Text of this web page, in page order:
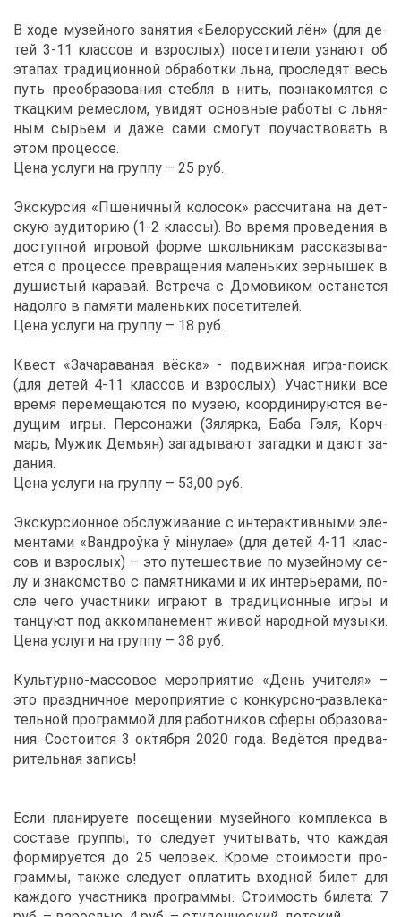
В хо­де му­зей­но­го за­ня­тия «Бе­ло­рус­ский лён» (для де­
тей 3-11 клас­сов и взрос­лых) по­се­ти­те­ли узна­ют об
эта­пах тра­ди­ци­он­ной об­ра­бот­ки льна, про­сле­дят весь
путь пре­об­ра­зо­ва­ния стеб­ля в нить, по­зна­ко­мят­ся с
ткац­ким ре­меслом, уви­дят ос­нов­ные ра­бо­ты с льня­
ным сы­рьем и да­же са­ми смо­гут по­участ­во­вать в
этом про­цес­се.
Це­на услу­ги на груп­пу – 25 руб.
Экс­кур­сия «Пше­нич­ный ко­ло­сок» рас­счи­та­на на дет­
скую ауди­то­рию (1-2 клас­сы). Во вре­мя про­ве­де­ния в
до­ступ­ной иг­ро­вой фор­ме школь­ни­кам рас­ска­зы­ва­
ет­ся о про­цес­се пре­вра­ще­ния ма­лень­ких зер­ны­шек в
ду­ши­стый ка­ра­вай. Встре­ча с До­мо­ви­ком оста­нет­ся
на­дол­го в па­мя­ти ма­лень­ких по­се­ти­те­лей.
Це­на услу­ги на груп­пу – 18 руб.
Квест «За­ча­ра­ва­ная вёс­ка» - по­движ­ная иг­ра-по­иск
(для де­тей 4-11 клас­сов и взрос­лых). Участ­ни­ки все
вре­мя пе­ре­ме­ща­ют­ся по му­зею, ко­ор­ди­ни­ру­ют­ся ве­
ду­щим иг­ры. Пер­со­на­жи (Зя­ляр­ка, Ба­ба Гэ­ля, Корч­
марь, Му­жик Де­мьян) за­га­ды­ва­ют за­гад­ки и да­ют за­
да­ния.
Це­на услу­ги на груп­пу – 53,00 руб.
Экс­кур­си­он­ное об­слу­жи­ва­ние с ин­тер­ак­тив­ны­ми эле­
мен­та­ми «Ван­д­роўка ў міну­лае» (для де­тей 4-11 клас­
сов и взрос­лых) – это пу­те­ше­ствие по му­зей­но­му се­
лу и зна­ком­ство с па­мят­ни­ка­ми и их ин­те­рье­ра­ми, по­
сле че­го участ­ни­ки иг­ра­ют в тра­ди­ци­он­ные иг­ры и
тан­цу­ют под ак­ком­па­не­мент жи­вой на­род­ной му­зы­ки.
Це­на услу­ги на груп­пу – 38 руб.
Куль­тур­но-мас­со­вое ме­ро­при­я­тие «День учи­те­ля» –
это празд­нич­ное ме­ро­при­я­тие с кон­курс­но-раз­вле­ка­
тель­ной про­грам­мой для ра­бот­ни­ков сфе­ры об­ра­зо­ва­
ния. Со­сто­ит­ся 3 ок­тяб­ря 2020 го­да. Ве­дёт­ся пред­ва­
ри­тель­ная за­пись!
Ес­ли пла­ни­ру­е­те по­се­ще­нии му­зей­но­го ком­плек­са в
со­ста­ве груп­пы, то сле­ду­ет учи­ты­вать, что каж­дая
фор­ми­ру­ет­ся до 25 че­ло­век. Кро­ме сто­и­мо­сти про­
грам­мы, та­к­же сле­ду­ет опла­тить вход­ной би­лет для
каж­до­го участ­ни­ка про­грам­мы. Сто­и­мость би­ле­та: 7